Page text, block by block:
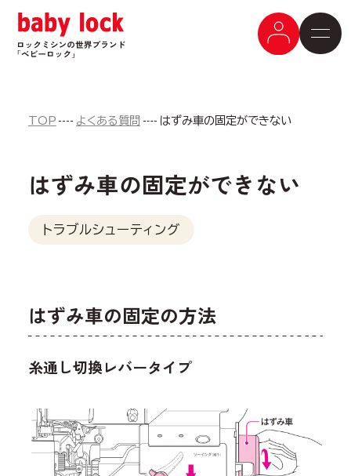
TOP よくある質問 はずみ車の固定ができない
はずみ車の固定ができない
トラブルシューティング
はずみ車の固定の方法
糸通し切換レバータイプ